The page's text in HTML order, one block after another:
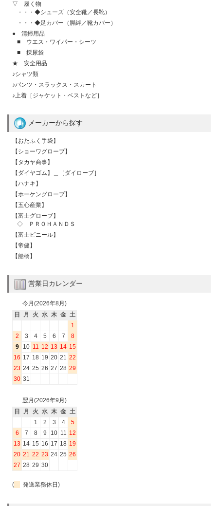
▽ 履く物
・・・◆シューズ（安全靴／長靴）
・・・◆足カバー（脚絆／靴カバー）
● 清掃用品
■ ウエス・ワイパー・シーツ
■ 採尿袋
★ 安全用品
♪シャツ類
♪パンツ・スラックス・スカート
♪上着［ジャケット・ベストなど］
メーカーから探す
【おたふく手袋】
【ショーワグローブ】
【タカヤ商事】
【ダイヤゴム】＿［ダイローブ］
【ハナキ】
【ホーケングローブ】
【五心産業】
【富士グローブ】
◇ ＰＲＯＨＡＮＤＳ
【富士ビニール】
【帝健】
【船橋】
営業日カレンダー
今月(2026年8月)
日
月 火 水 木 金 土
1
2
3 4 5 6 7
8
9
10 11 12 13 14 15
16 17 18 19 20 21 22
23 24 25 26 27 28 29
30 31
翌月(2026年9月)
日
月 火 水 木 金 土
1
2 3 4
5
6
7 8 9 10 11 12
13 14 15 16 17 18 19
20 21 22 23 24 25 26
27 28 29 30
( 発送業務休日)